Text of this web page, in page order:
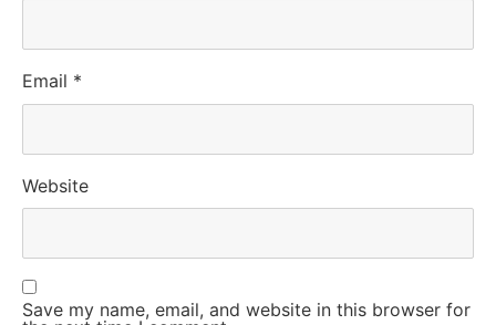
Email *
Website
Save my name, email, and website in this browser for